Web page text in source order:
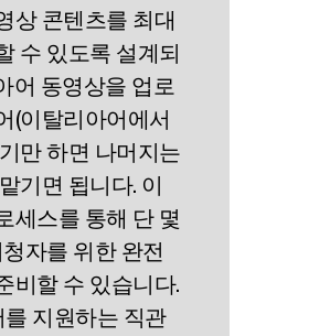
상 콘텐츠를 최대
수 있도록 설계되
어 동영상을 업로
(이탈리아어에서
만 하면 나머지는
기면 됩니다. 이
세스를 통해 단 몇
자를 위한 완전
비할 수 있습니다.
지원하는 직관